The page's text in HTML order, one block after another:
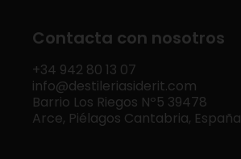
Contacta con nosotros
+34 942 80 13 07
info@destileriasiderit.com
Barrio Los Riegos Nº5 39478
Arce, Piélagos Cantabria, España